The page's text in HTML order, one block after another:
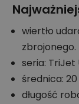
wiertło
zbrojonego.
seria: TriJet
średnica:
długość